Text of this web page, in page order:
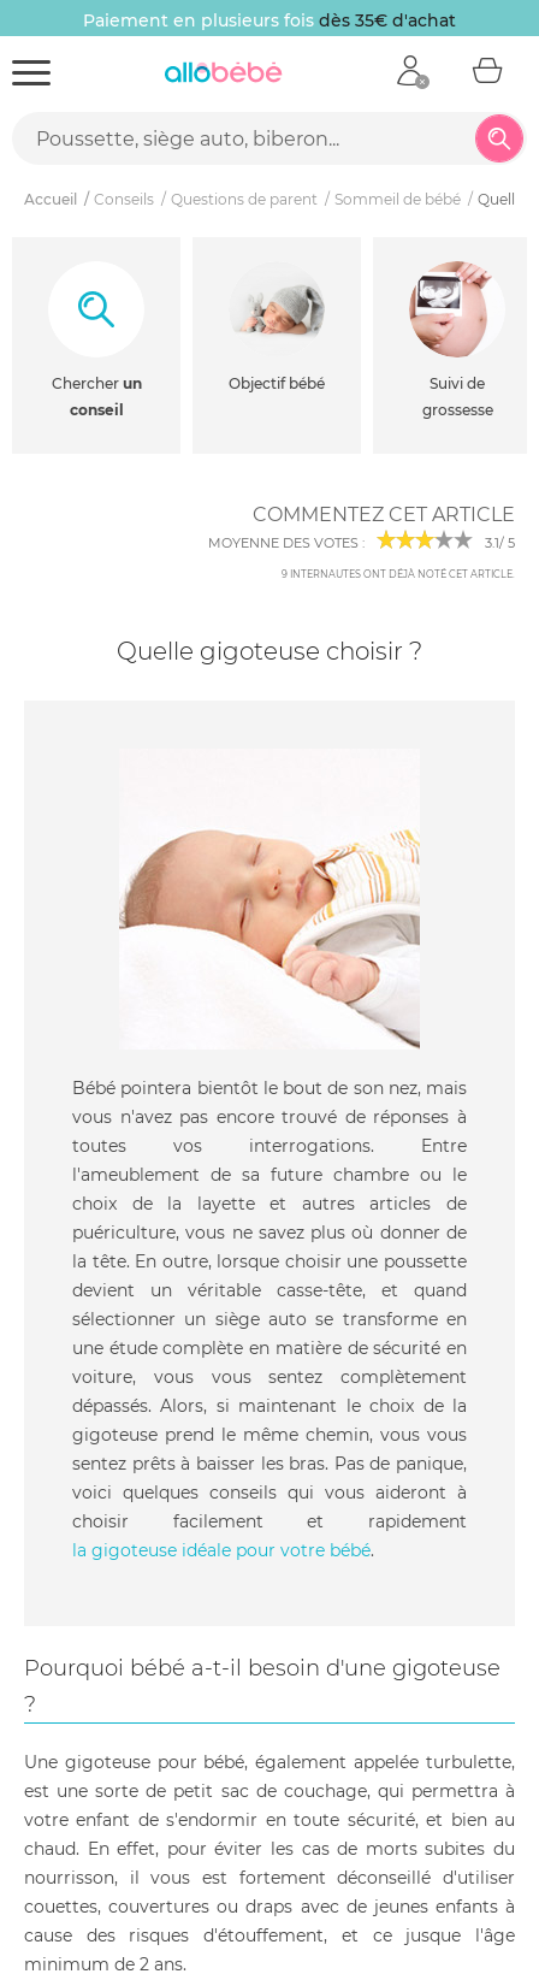
Paiement en plusieurs fois dès 35€ d'achat
Accueil Conseils Questions de parent Sommeil de bébé Quelle
Chercher un
conseil
Objectif bébé
Suivi de
grossesse
COMMENTEZ CET ARTICLE
MOYENNE DES VOTES : 3.1/ 5
9 INTERNAUTES ONT DÉJÀ NOTÉ CET ARTICLE.
Quelle gigoteuse choisir ?
Bébé pointera bientôt le bout de son nez, mais
vous n'avez pas encore trouvé de réponses à
toutes vos interrogations. Entre
l'ameublement de sa future chambre ou le
choix de la layette et autres articles de
puériculture, vous ne savez plus où donner de
la tête. En outre, lorsque choisir une poussette
devient un véritable casse-tête, et quand
sélectionner un siège auto se transforme en
une étude complète en matière de sécurité en
voiture, vous vous sentez complètement
dépassés. Alors, si maintenant le choix de la
gigoteuse prend le même chemin, vous vous
sentez prêts à baisser les bras. Pas de panique,
voici quelques conseils qui vous aideront à
choisir facilement et rapidement
la gigoteuse idéale pour votre bébé.
Pourquoi bébé a-t-il besoin d'une gigoteuse
?
Une gigoteuse pour bébé, également appelée turbulette,
est une sorte de petit sac de couchage, qui permettra à
votre enfant de s'endormir en toute sécurité, et bien au
chaud. En effet, pour éviter les cas de morts subites du
nourrisson, il vous est fortement déconseillé d'utiliser
couettes, couvertures ou draps avec de jeunes enfants à
cause des risques d'étouffement, et ce jusque l'âge
minimum de 2 ans.